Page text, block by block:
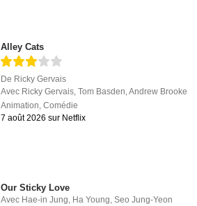
Alley Cats
De Ricky Gervais
Avec Ricky Gervais,Tom Basden,Andrew Brooke
Animation,Comédie
7 août 2026 sur Netflix
Our Sticky Love
Avec Hae-in Jung, Ha Young,Seo Jung-Yeon